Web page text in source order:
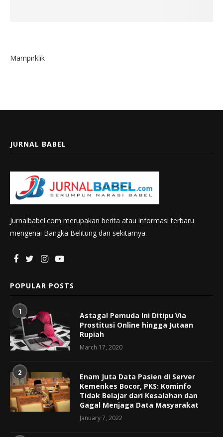
Mampirklik
JURNAL BABEL
Jurnalbabel.com merupakan berita atau informasi terbaru
mengenai Bangka Belitung dan sekitarnya.
POPULAR POSTS
1
Astaga! Pemuda Ini Ditipu Via
Prostitusi Online hingga Jutaan
Rupiah
March 17, 2020
2
Enam Juta Data Pasien di Server
Kemenkes Bocor, PKS: Kominfo
Tidak Belajar dari Kesalahan dan
Gagal Menjaga Data Masyarakat
January 7, 2022